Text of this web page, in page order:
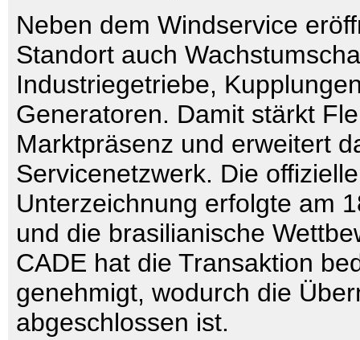
Neben dem Windservice
Standort auch
Industriegetriebe,
Generatoren. Damit stärkt
Marktpräsenz und erweitert
Servicenetzwerk. Die offizielle
Unterzeichnung erfolgte am
und die brasilianische
CADE hat die Transaktion
genehmigt, wodurch die
abgeschlossen ist.